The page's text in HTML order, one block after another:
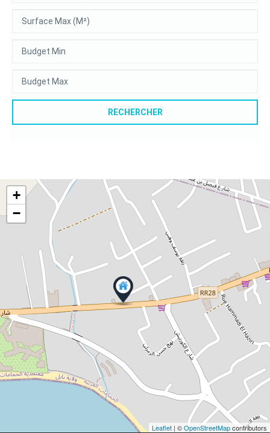
RECHERCHER
+
−
Leaflet | ©OpenStreetMapcontributors